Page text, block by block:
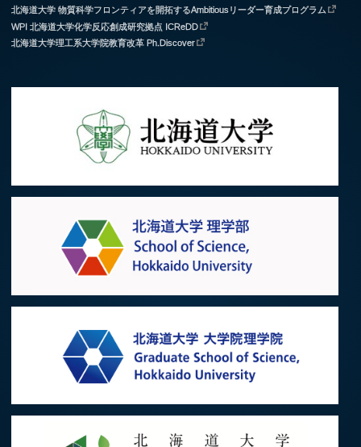
北海道大学 物質科学フロンティアを開拓するAmbitiousリーダー育成プログラム
WPI 北海道大学化学反応創成研究拠点 ICReDD
北海道大学理工系大学院教育改革 Ph.Discover